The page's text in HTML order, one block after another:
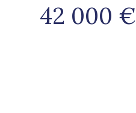
42 000 €